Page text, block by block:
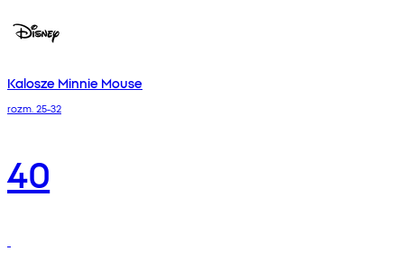
Kalosze Minnie Mouse
rozm. 25-32
40